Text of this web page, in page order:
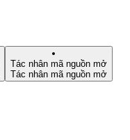
Tác nhân mã nguồn mở
Tác nhân mã nguồn mở